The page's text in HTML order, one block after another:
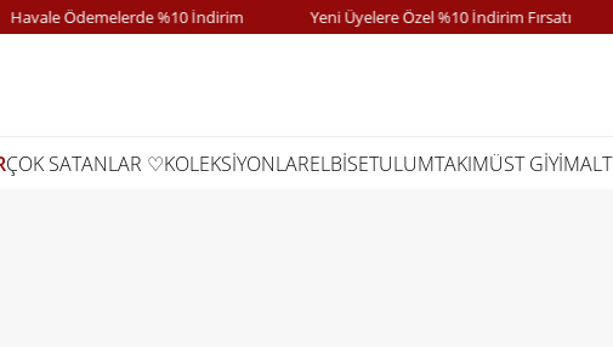
Ödemelerde %10 İndirim Yeni Üyelere Özel %10 İndirim Fırsatı
ÇOK SATANLAR ♡KOLEKSİYONLARELBİSETULUMTAKIMÜST GİYİM